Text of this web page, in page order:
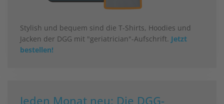
Stylish und bequem sind die T-Shirts, Hoodies und
Jacken der DGG mit "geriatrician"-Aufschrift. Jetzt
bestellen!
Jeden Monat neu: Die DGG-